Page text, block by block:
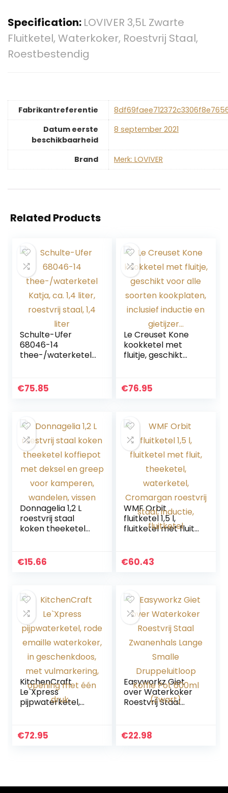
Specification: LOVIVER 3,5L Zwarte
Fluitketel, Waterkoker, Roestvrij Staal,
Roestbestendig
Fabrikantreferentie
Datum eerste
beschikbaarheid
8 september 2021
Brand Merk: LOVIVER
Related Products
Schulte-Ufer
68046-14
thee-/waterketel
liter
€75.85
Le Creuset Kone
kookketel met
fluitje, geschikt
inclusief inductie
€76.95
Donnagelia 1,2 L
roestvrij staal
koken theeketel
voor kamperen,
€15.66
WMF Orbit
fluitketel 1,5 l,
fluitketel met fluit,
Cromargan
€60.43
KitchenCraft
Le`Xpress
pijpwaterketel,
geschenkdoos,
€72.95
Easyworkz Giet
over Waterkoker
Roestvrij Staal
Druppeluitloop
€22.98